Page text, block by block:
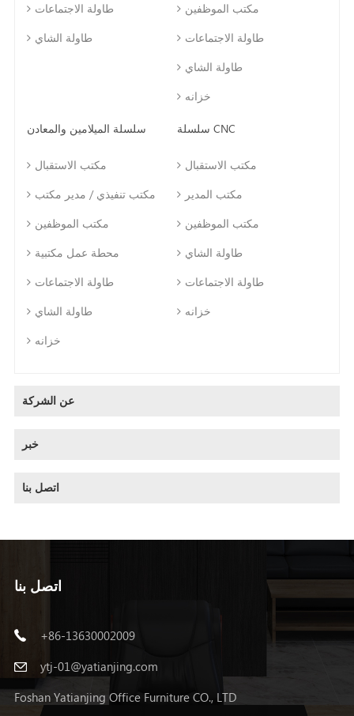
طاولة الاجتماعات
طاولة الشاي
مكتب الموظفين
طاولة الاجتماعات
طاولة الشاي
خزانه
سلسلة الميلامين والمعادن
مكتب الاستقبال
مكتب تنفيذي / مدير مكتب
مكتب الموظفين
محطة عمل مكتبية
طاولة الاجتماعات
طاولة الشاي
خزانه
سلسلة CNC
مكتب الاستقبال
مكتب المدير
مكتب الموظفين
طاولة الشاي
طاولة الاجتماعات
خزانه
عن الشركة
خبر
اتصل بنا
اتصل بنا
+86-13630002009
ytj-01@yatianjing.com
Foshan Yatianjing Office Furniture CO., LTD